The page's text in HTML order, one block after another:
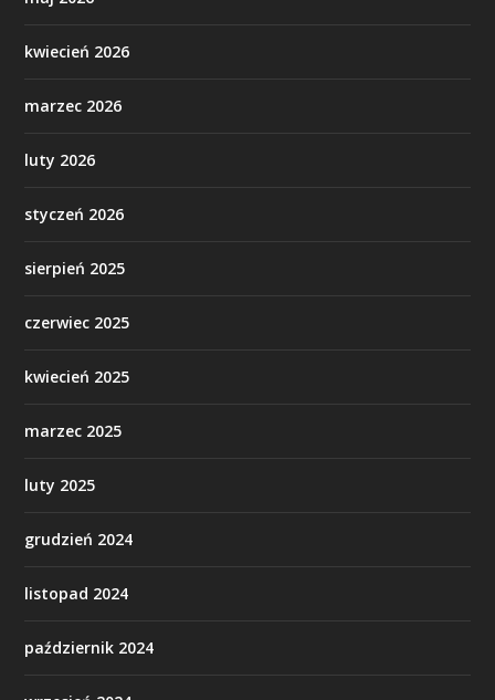
kwiecień 2026
marzec 2026
luty 2026
styczeń 2026
sierpień 2025
czerwiec 2025
kwiecień 2025
marzec 2025
luty 2025
grudzień 2024
listopad 2024
październik 2024